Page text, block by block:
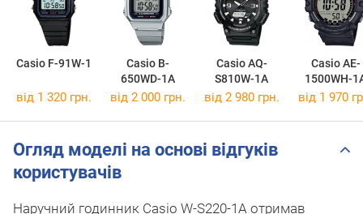
Casio F-91W-1
Casio B-
650WD-1A
Casio AQ-
S810W-1A
Casio AE-
1500WH-
від 1 320 грн. від 2 000 грн. від 2 980 грн. від 1 970
Огляд моделі на основі відгуків
користувачів
Наручний годинник Casio W-S220-1A отримав